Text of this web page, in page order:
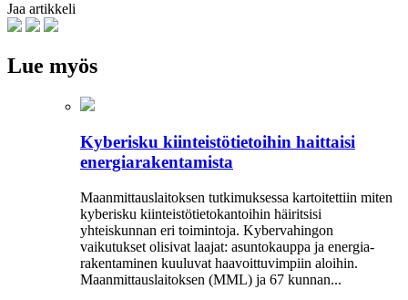
Jaa artikkeli
Lue myös
Kyberisku kiinteistötietoihin haittaisi
energiarakentamista
Maanmittauslaitoksen tutkimuksessa kartoitettiin miten
kyberisku kiinteistö­tietokantoihin häiritsisi
yhteiskunnan eri toimintoja. Kyber­vahingon
vaikutukset olisivat laajat: asuntokauppa ja energia­
rakentaminen kuuluvat haavoittuvimpiin aloihin.
Maanmittauslaitoksen (MML) ja 67 kunnan...